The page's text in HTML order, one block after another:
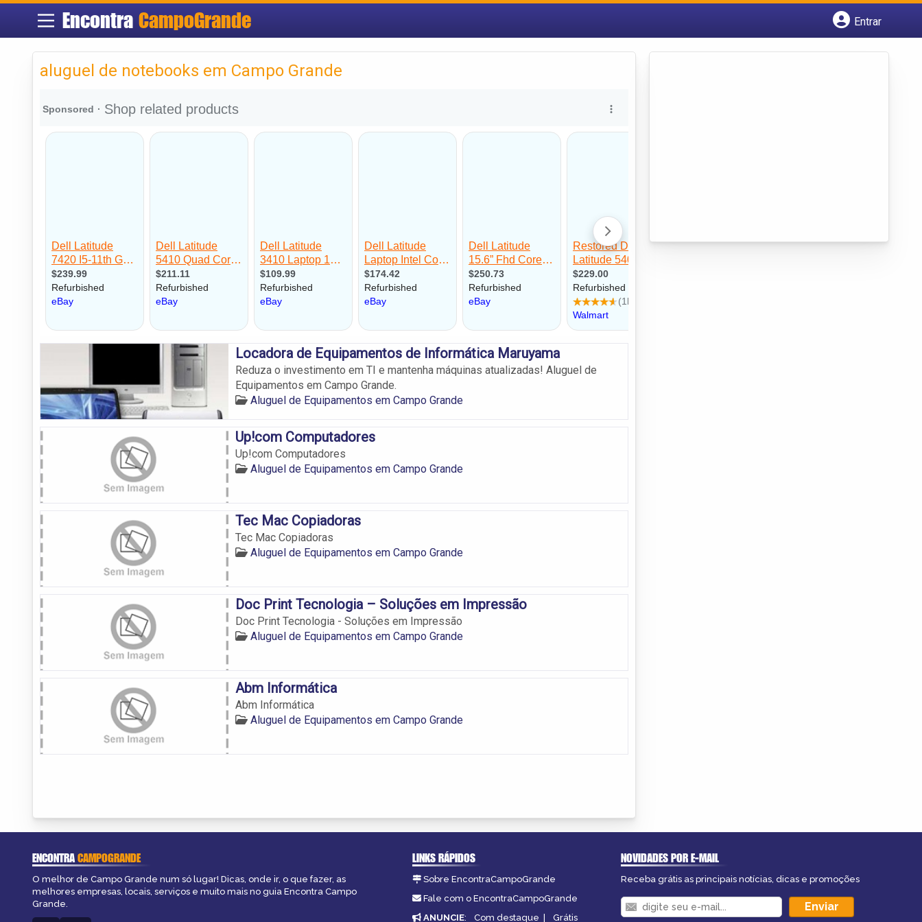
Encontra CampoGrande
Entrar
aluguel de notebooks em Campo Grande
Locadora de Equipamentos de Informática Maruyama
Reduza o investimento em TI e mantenha máquinas atualizadas! Aluguel de
Equipamentos em Campo Grande.
Aluguel de Equipamentos em Campo Grande
Up!com Computadores
Up!com Computadores
Aluguel de Equipamentos em Campo Grande
Tec Mac Copiadoras
Tec Mac Copiadoras
Aluguel de Equipamentos em Campo Grande
Doc Print Tecnologia – Soluções em Impressão
Doc Print Tecnologia - Soluções em Impressão
Aluguel de Equipamentos em Campo Grande
Abm Informática
Abm Informática
Aluguel de Equipamentos em Campo Grande
ENCONTRACAMPOGRANDE
O melhor de Campo Grande num só lugar! Dicas, onde ir, o que fazer, as
melhores empresas, locais, serviços e muito mais no guia Encontra Campo
Grande.
LINKS RÁPIDOS
Sobre EncontraCampoGrande
Fale com o EncontraCampoGrande
ANUNCIE: Com destaque | Grátis
NOVIDADES POR E-MAIL
Receba grátis as principais notícias, dicas e promoções